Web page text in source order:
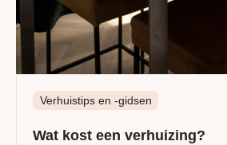
Verhuistips en -gidsen
Wat kost een verhuizing?